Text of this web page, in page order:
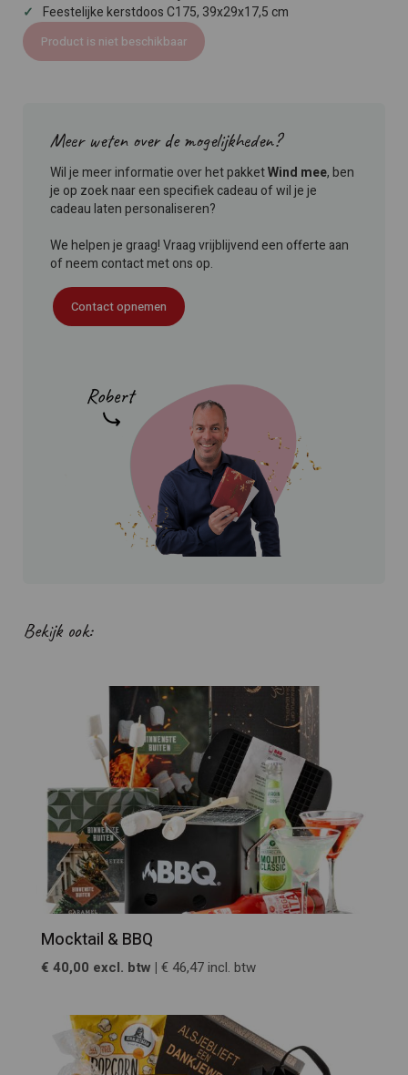
Feestelijke kerstdoos C175, 39x29x17,5 cm
Product is niet beschikbaar
Meer weten over de mogelijkheden?
Wil je meer informatie over het pakketWind mee, ben
je op zoek naar een specifiek cadeau of wil je je
cadeau laten personaliseren?
We helpen je graag! Vraag vrijblijvend een offerte aan
of neem contact met ons op.
Contact opnemen
Bekijk ook:
Mocktail & BBQ
€ 40,00 excl. btw | € 46,47 incl. btw